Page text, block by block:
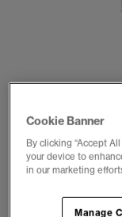
1
Cookie Banner
By clicking “Accept
your device to
in our marketing
Manage